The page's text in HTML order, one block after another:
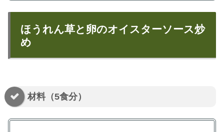
ほうれん草と卵のオイスターソース炒
め
材料（5食分）